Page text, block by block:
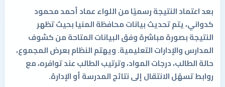
بعد اعتماد النتيجة رسميًا من اللواء عماد أحمد محمود
كدواني، يتم تحديث بيانات محافظة المنيا بحيث تظهر
النتيجة بصورة مباشرة وفق البيانات المتاحة من كشوف
المدارس والإدارات التعليمية. ويهتم النظام بعرض المجموع،
حالة الطالب، درجات المواد، وترتيب الطالب عند توافره، مع
روابط تسهّل الانتقال إلى نتائج المدرسة أو الإدارة.